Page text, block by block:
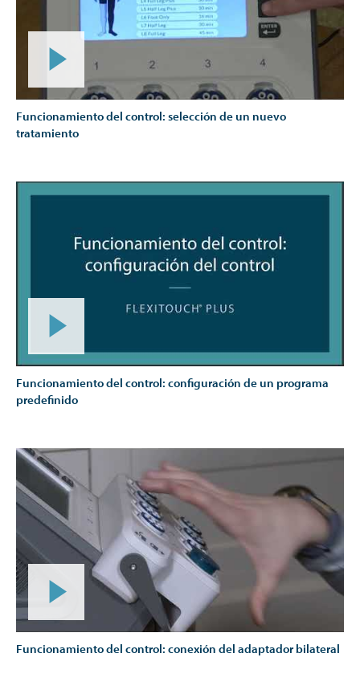
Funcionamiento del control: selección de un nuevo
tratamiento
Funcionamiento del control: configuración de un programa
predefinido
Funcionamiento del control: conexión del adaptador bilateral